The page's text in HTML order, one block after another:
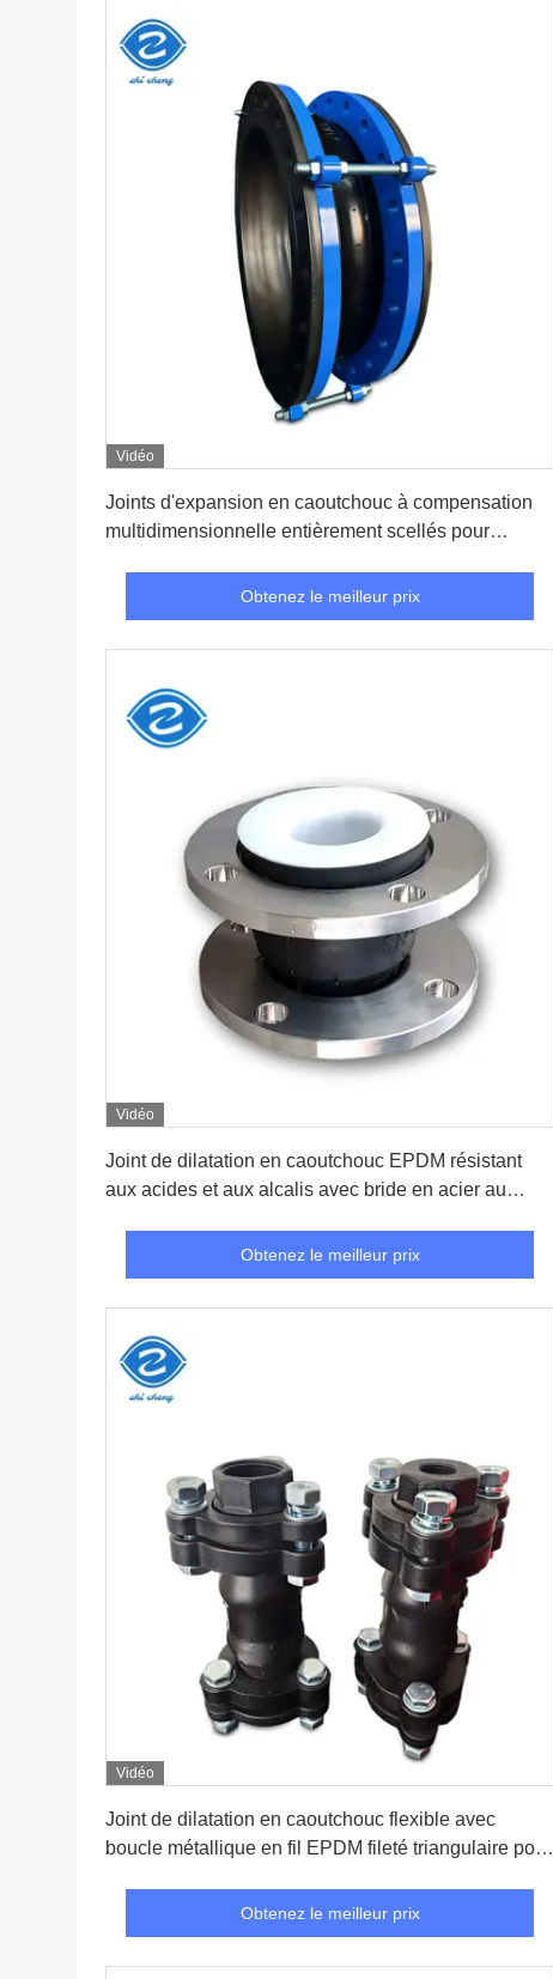
Vidéo
Joints d'expansion en caoutchouc à compensation
multidimensionnelle entièrement scellés pour
Obtenez le meilleur prix
Vidéo
Joint de dilatation en caoutchouc EPDM résistant
aux acides et aux alcalis avec bride en acier au
Obtenez le meilleur prix
Vidéo
Joint de dilatation en caoutchouc flexible avec
boucle métallique en fil EPDM fileté triangulaire pour
Obtenez le meilleur prix